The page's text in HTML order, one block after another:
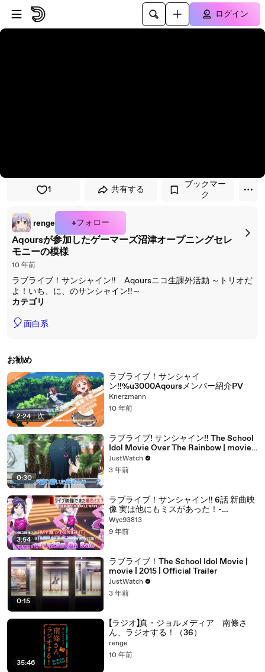
プレイヤーにスキップ
メインコンテンツにスキップ
ログイン
1 共有する
ブックマー
ク
renge +フォロー
Aqoursが参加したゲーマーズ沼津オープニングセレ
モニーの模様
10 年前
ラブライブ！サンシャイン!! Aqoursニコ生課外活動 ～トリオだ
よ！いち、に、のサンシャイン!!～
カテゴリ
🎈面白系
お勧め
2:24 | 次
ラブライブ！サンシャイ
ン!!%u3000Aqoursメンバー紹介PV
Knerzmann
10 年前
0:30
ラブライブ! サンシャイン!! The School
Idol Movie Over The Rainbow | movie |
2019 | Official Trailer
JustWatch
3 年前
3:54
ラブライブ！サンシャイン!! 6話 新曲映
像 実は他にもミスがあった！-
gpIO4mNUvPI
Wyc93813
9 年前
0:15
ラブライブ！The School Idol Movie |
movie | 2015 | Official Trailer
JustWatch
3 年前
35:46
【ラジオ】真・ジョルメディア 南條さ
ん、ラジオする！（36）
renge
10 年前